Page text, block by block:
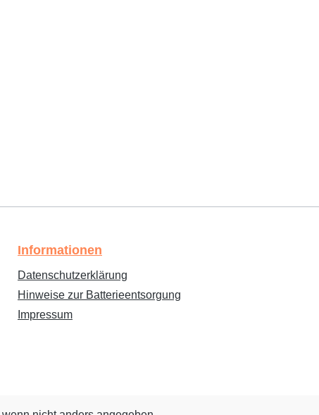
Informationen
Datenschutzerklärung
Hinweise zur Batterieentsorgung
Impressum